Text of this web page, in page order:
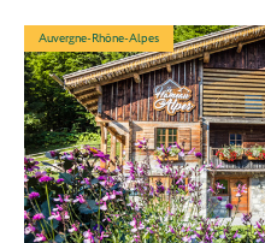
Auvergne-Rhône-Alpes